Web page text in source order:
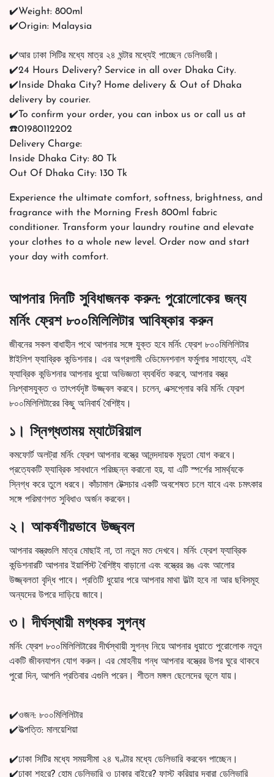
✔️Weight: 800ml
✔️Origin: Malaysia
✔️আর ঢাকা সিটির মধ্যে মাত্র ২৪ ঘন্টার মধ্যেই পাচ্ছেন ডেলিভারী।
✔️24 Hours Delivery? Service in all over Dhaka City.
✔️Inside Dhaka City? Home delivery & Out of Dhaka
delivery by courier.
✔️To confirm your order, you can inbox us or call us at
☎️01980112202
Delivery Charge:
Inside Dhaka City: 80 Tk
Out Of Dhaka City: 130 Tk
Experience the ultimate comfort, softness, brightness, and
fragrance with the Morning Fresh 800ml fabric
conditioner. Transform your laundry routine and elevate
your clothes to a whole new level. Order now and start
your day with comfort.
আপনার দিনটি সুবিধাজনক করুন: পুরোলোকের জন্য
মর্নিং ফ্রেশ ৮০০মিলিলিটার আবিষ্কার করুন
জীবনের সকল বাধাহীন পথে আপনার সঙ্গে যুক্ত হবে মর্নিং ফ্রেশ ৮০০মিলিলিটার
ষ্টাইলিশ ফ্যাব্রিক কন্ডিশনার। এর অগ্রগামী ৩ডিমেনশনাল ফর্মুলার সাহায্যে, এই
ফ্যাব্রিক কন্ডিশনার আপনার ধুয়ো অভিজ্ঞতা ব্যবর্ধিত করবে, আপনার বস্ত্র
নিঃশ্বাসযুক্ত ও তাৎপর্যদৃষ্ট উজ্জ্বল করবে। চলেন, এক্সপ্লোর করি মর্নিং ফ্রেশ
৮০০মিলিলিটারের কিছু অনিবার্য বৈশিষ্ট্য।
১। স্নিগ্ধতাময় ম্যাটেরিয়াল
কমফোর্ট অলট্রা মর্নিং ফ্রেশ আপনার বস্ত্রে আনন্দদায়ক মৃদুতা যোগ করবে।
প্রত্যেকটি ফ্যাব্রিক সাবধানে পরিচ্ছন্ন করানো হয়, যা এটি স্পর্শের সামর্থ্যকে
স্নিগ্ধ করে তুলে ধরবে। কাঁচামাল টেক্সচার একটি অবশেষত চলে যাবে এবং চমৎকার
সঙ্গে পরিমাণগত সুবিধাও অর্জন করবেন।
২। আকর্ষণীয়ভাবে উজ্জ্বল
আপনার বস্ত্রগুলি মাত্র মোছাই না, তা নতুন মত দেখবে। মর্নিং ফ্রেশ ফ্যাব্রিক
কন্ডিশনারটি আপনার ইয়ার্পিস্ট বৈশিষ্ট্য বাড়ানো এবং বস্ত্রের রঙ এবং আলোর
উজ্জ্বলতা বৃদ্ধি পাবে। প্রতিটি ধুয়োর পরে আপনার মাথা উল্টা হবে না আর ছবিসমূহ
অন্যদের উপরে দাড়িয়ে জাবে।
৩। দীর্ঘস্থায়ী মগ্ধকর সুগন্ধ
মর্নিং ফ্রেশ ৮০০মিলিলিটারের দীর্ঘস্থায়ী সুগন্ধ নিয়ে আপনার ধুয়াতে পুরোলোক নতুন
একটি জীবনযাপন যোগ করুন। এর মোহনীয় গন্ধ আপনার বস্ত্রের উপর ঘুরে থাকবে
পুরো দিন, আপনি প্রতিবার এগুলি পরেন। শীতল মঙ্গল ছেলেদের ভূলে যায়।
✔️ওজন: ৮০০মিলিলিটার
✔️উত্পত্তি: মালয়েশিয়া
✔️ঢাকা সিটির মধ্যে সময়সীমা ২৪ ঘণ্টার মধ্যে ডেলিভারি করবেন পাচ্ছেন।
✔️ঢাকা শহরে? হোম ডেলিভারি ও ঢাকার বাইরে? ফাস্ট কুরিয়ার দ্বারা ডেলিভারি